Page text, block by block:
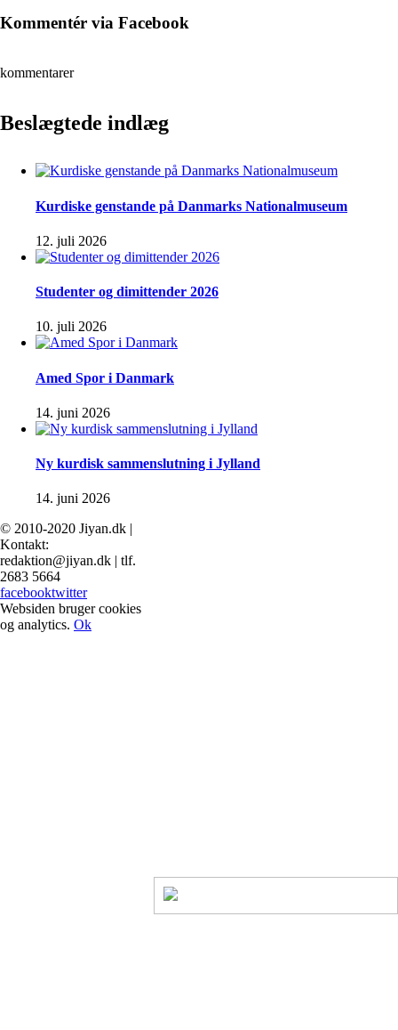
Kommentér via Facebook
kommentarer
Beslægtede indlæg
Kurdiske genstande på Danmarks Nationalmuseum
12. juli 2026
Studenter og dimittender 2026
10. juli 2026
Amed Spor i Danmark
14. juni 2026
Ny kurdisk sammenslutning i Jylland
14. juni 2026
© 2010-2020 Jiyan.dk |
Kontakt:
redaktion@jiyan.dk | tlf.
2683 5664
facebooktwitter
Websiden bruger cookies
og analytics. Ok